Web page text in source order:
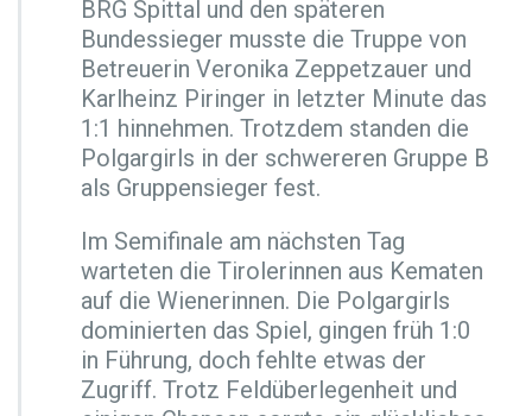
a
m
s
BRG Spittal und den späteren
Bundessieger musste die Truppe von
Betreuerin Veronika Zeppetzauer und
Karlheinz Piringer in letzter Minute das
1:1 hinnehmen. Trotzdem standen die
Polgargirls in der schwereren Gruppe B
als Gruppensieger fest.
Im Semifinale am nächsten Tag
warteten die Tirolerinnen aus Kematen
auf die Wienerinnen. Die Polgargirls
dominierten das Spiel, gingen früh 1:0
in Führung, doch fehlte etwas der
Zugriff. Trotz Feldüberlegenheit und